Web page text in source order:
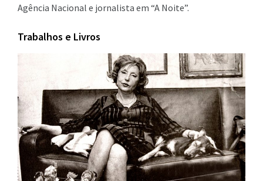
Agência Nacional e jornalista em “A Noite”.
Trabalhos e Livros